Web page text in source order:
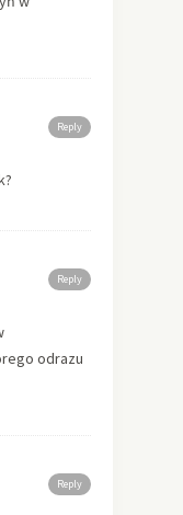
Reply
Reply
odrazu
Reply